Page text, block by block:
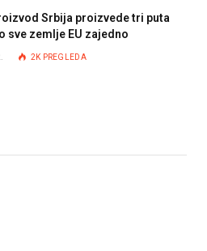
Srbija proizvede tri puta
sve zemlje EU zajedno
2K PREGLEDA